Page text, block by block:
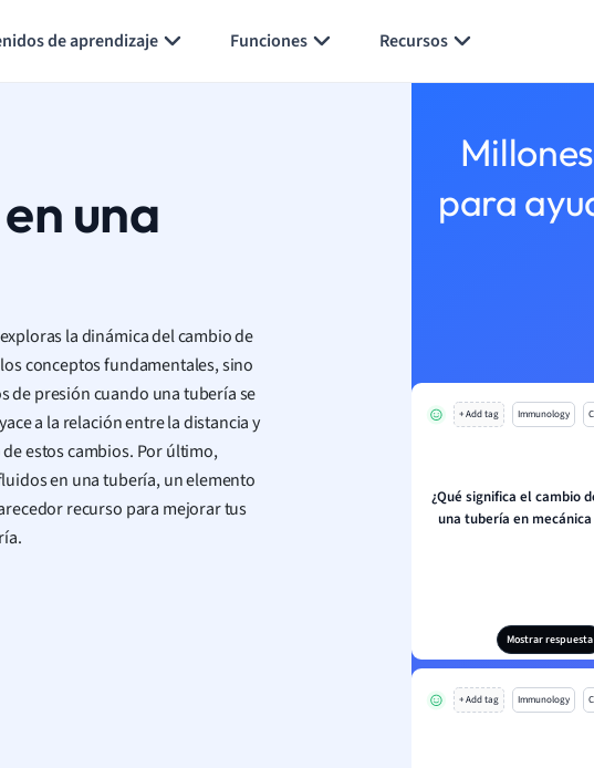
de aprendizaje Funciones Recursos
una
la dinámica del cambio de
conceptos fundamentales, sino
de presión cuando una tubería se
a la relación entre la distancia y
estos cambios. Por último,
en una tubería, un elemento
recurso para mejorar tus
para
+ Add tag Immunology
¿Qué significa el cambio
una tubería en
Mostrar respuesta
+ Add tag Immunology